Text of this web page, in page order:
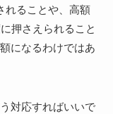
れることや、高額
押さえられること
になるわけではあ
対応すればいいで